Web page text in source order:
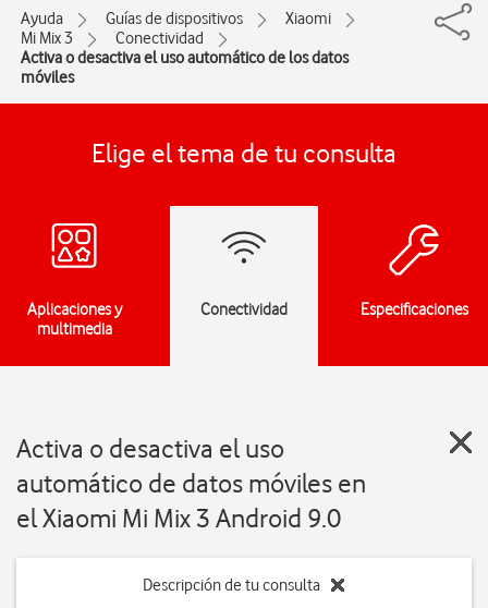
Ayuda Guías de dispositivos
Xiaomi
Mi Mix 3
Conectividad
Activa o desactiva el uso automático de los datos
móviles
Elige el tema de tu consulta
Aplicaciones y
multimedia
Conectividad Especificaciones
Activa o desactiva el uso
automático de datos móviles en
el Xiaomi Mi Mix 3 Android 9.0
Descripción de tu consulta